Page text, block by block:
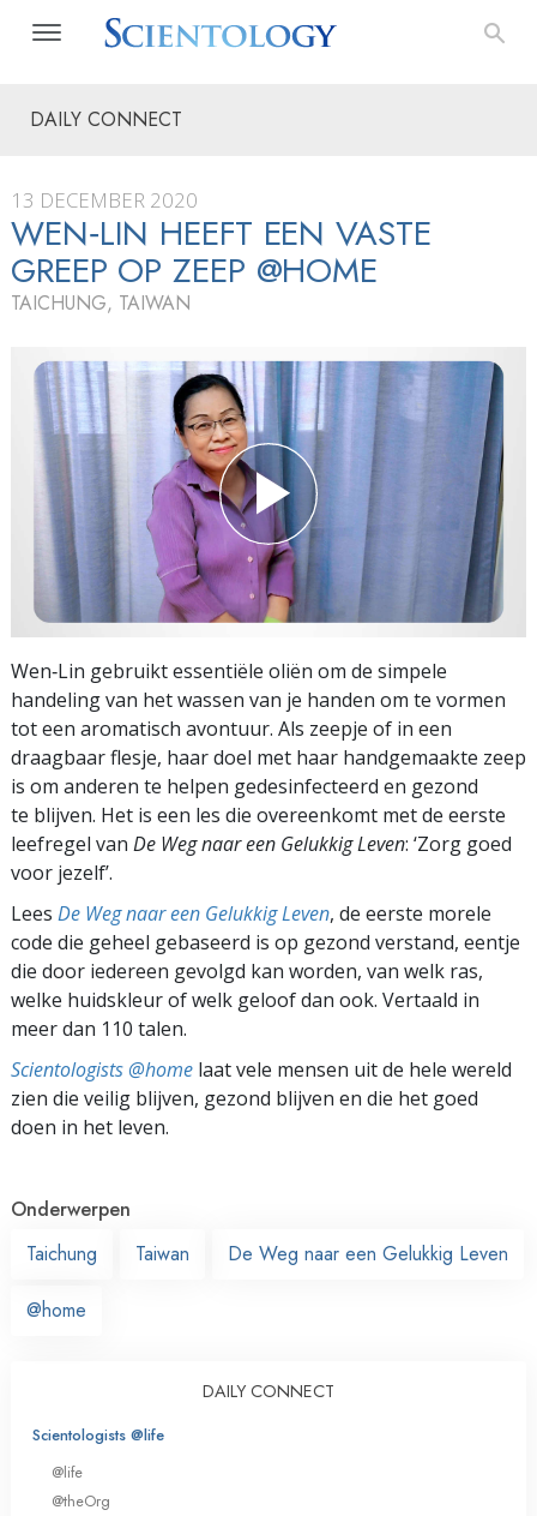
DAILY CONNECT
13 DECEMBER 2020
WEN‑LIN HEEFT EEN VASTE
GREEP OP ZEEP @HOME
TAICHUNG, TAIWAN
Wen‑Lin gebruikt essentiële oliën om de simpele
handeling van het wassen van je handen om te vormen
tot een aromatisch avontuur. Als zeepje of in een
draagbaar flesje, haar doel met haar handgemaakte zeep
is om anderen te helpen gedesinfecteerd en gezond
te blijven. Het is een les die overeenkomt met de eerste
leefregel van De Weg naar een Gelukkig Leven: ‘Zorg goed
voor jezelf’.
Lees De Weg naar een Gelukkig Leven, de eerste morele
code die geheel gebaseerd is op gezond verstand, eentje
die door iedereen gevolgd kan worden, van welk ras,
welke huidskleur of welk geloof dan ook. Vertaald in
meer dan 110 talen.
Scientologists @home laat vele mensen uit de hele wereld
zien die veilig blijven, gezond blijven en die het goed
doen in het leven.
Onderwerpen
Taichung
Taiwan De Weg naar een Gelukkig Leven
@home
DAILY CONNECT
Scientologists @life
@life
@theOrg